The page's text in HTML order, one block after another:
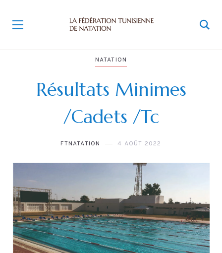
NATATION
Résultats Minimes
/Cadets /Tc
FTNATATION 4 AOÛT 2022